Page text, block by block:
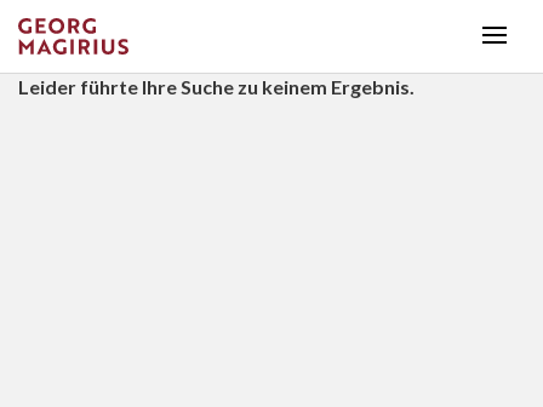
Leider führte Ihre Suche zu keinem Ergebnis.